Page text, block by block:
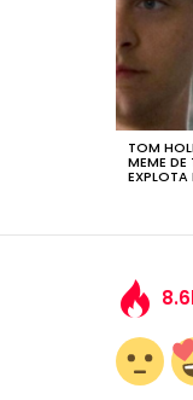
TOM
MEME DE
EXPLOTA